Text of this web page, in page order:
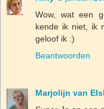
Wow, wat een
kende ik niet, ik
geloof ik :)
Beantwoorden
Marjolijn van